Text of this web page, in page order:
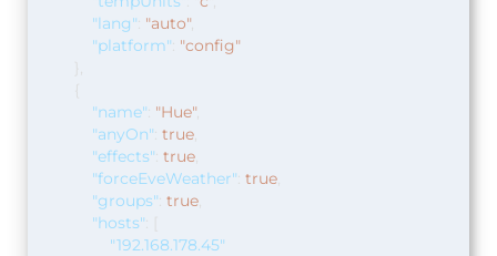
"lang": "auto",
"platform": "config"
},
{
"name": "Hue",
"anyOn": true,
"effects": true,
"forceEveWeather": true,
"groups": true,
"hosts":
"192.168.178.45"